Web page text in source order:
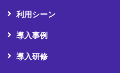
利用シーン
導入事例
導入研修